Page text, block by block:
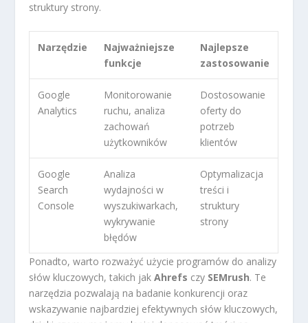
struktury strony.
Narzędzie
Najważniejsze
funkcje
Najlepsze
zastosowanie
Google
Analytics
Monitorowanie
ruchu, analiza
zachowań
użytkowników
Dostosowanie
oferty do
potrzeb
klientów
Google
Search
Console
Analiza
wydajności w
wyszukiwarkach,
wykrywanie
błędów
Optymalizacja
treści i
struktury
strony
Ponadto, warto rozważyć użycie programów do analizy
słów kluczowych, takich jakAhrefs czy SEMrush. Te
narzędzia pozwalają na badanie konkurencji oraz
wskazywanie najbardziej efektywnych słów kluczowych,